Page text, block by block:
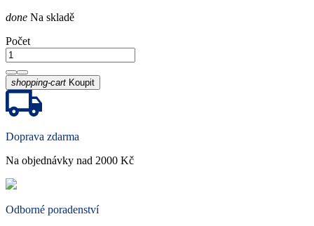
done Na skladě
Počet
shopping-cart Koupit
Doprava zdarma
Na objednávky nad 2000 Kč
Odborné poradenství